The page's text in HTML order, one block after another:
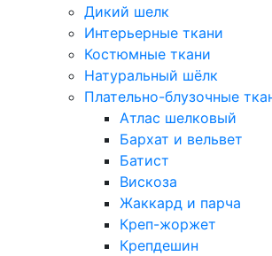
Дикий шелк
Интерьерные ткани
Костюмные ткани
Натуральный шёлк
Плательно-блузочные ткани
Атлас шелковый
Бархат и вельвет
Батист
Вискоза
Жаккард и парча
Креп-жоржет
Крепдешин